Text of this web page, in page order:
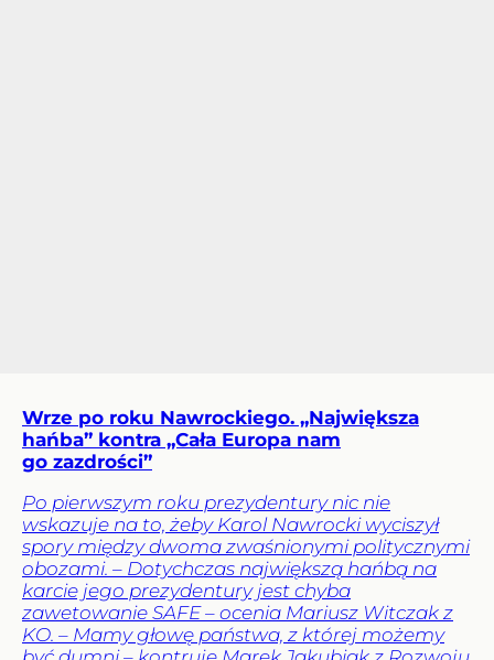
Wrze po roku Nawrockiego. „Największa
hańba” kontra „Cała Europa nam
go zazdrości”
Po pierwszym roku prezydentury nic nie
wskazuje na to, żeby Karol Nawrocki wyciszył
spory między dwoma zwaśnionymi politycznymi
obozami. – Dotychczas największą hańbą na
karcie jego prezydentury jest chyba
zawetowanie SAFE – ocenia Mariusz Witczak z
KO. – Mamy głowę państwa, z której możemy